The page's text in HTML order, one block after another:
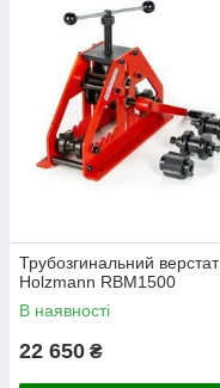
Трубозгинальний верстат
Holzmann RBM1500
В наявності
22 650 ₴